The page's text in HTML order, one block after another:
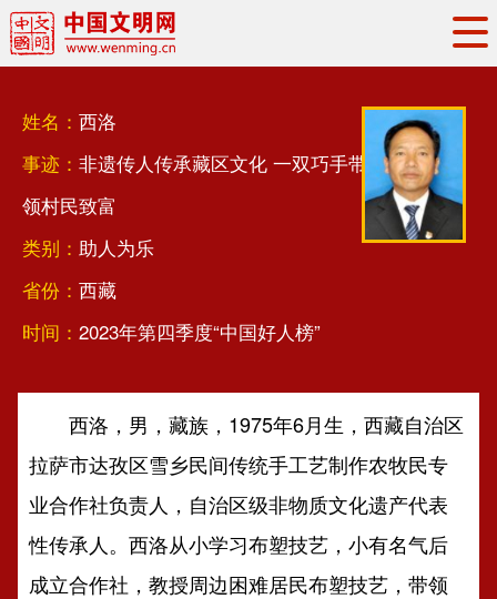
权威发布
地方交流
文明创建
文明矩阵
姓名： 西洛
事迹： 非遗传人传承藏区文化 一双巧手带
领村民致富
类别： 助人为乐
省份： 西藏
时间： 2023年第四季度“中国好人榜”
西洛，男，藏族，1975年6月生，西藏自治区
拉萨市达孜区雪乡民间传统手工艺制作农牧民专
业合作社负责人，自治区级非物质文化遗产代表
性传承人。西洛从小学习布塑技艺，小有名气后
成立合作社，教授周边困难居民布塑技艺，带领